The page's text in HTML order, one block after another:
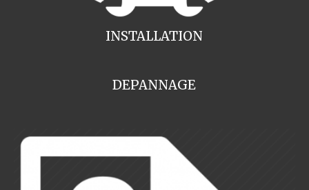
INSTALLATION
DEPANNAGE